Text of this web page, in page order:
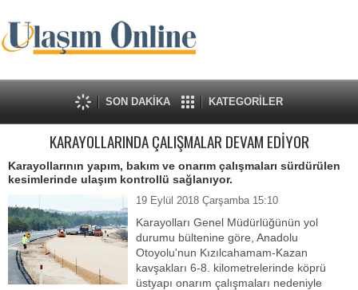
SON DAKİKA KATEGORİLER
KARAYOLLARINDA ÇALIŞMALAR DEVAM EDİYOR
Karayollarının yapım, bakım ve onarım çalışmaları sürdürülen
kesimlerinde ulaşım kontrollü sağlanıyor.
19 Eylül 2018 Çarşamba 15:10
Karayolları Genel Müdürlüğünün yol
durumu bültenine göre, Anadolu
Otoyolu'nun Kızılcahamam-Kazan
kavşakları 6-8. kilometrelerinde köprü
üstyapı onarım çalışmaları nedeniyle